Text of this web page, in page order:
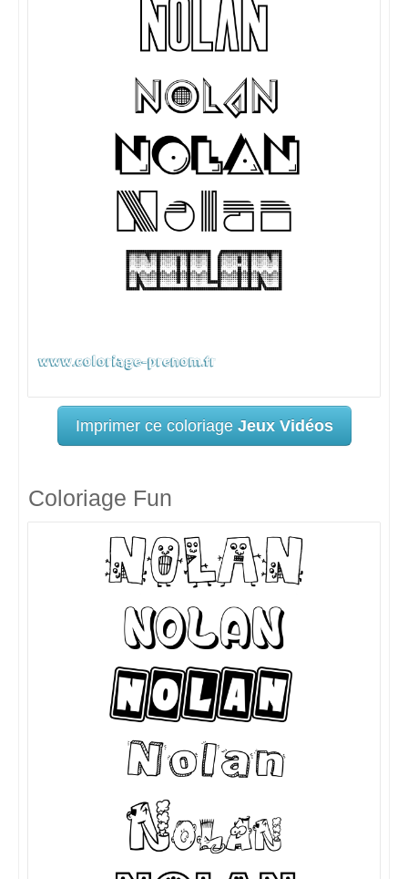
Imprimer ce coloriage Jeux Vidéos
Coloriage Fun